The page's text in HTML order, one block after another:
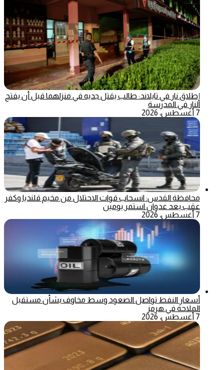
إطلاق نار في تايلاند: طالب يقتل جديه في منزلهما قبل أن يفتح
النار في المدرسة
7 أغسطس، 2026
محافظة القدس: انسحاب قوات الاحتلال من مخيم قلنديا وكفر
عقب بعد عدوان استمر يومين
7 أغسطس، 2026
أسعار النفط تواصل الصعود وسط مخاوف بشأن مستقبل
الملاحة في هرمز
7 أغسطس، 2026